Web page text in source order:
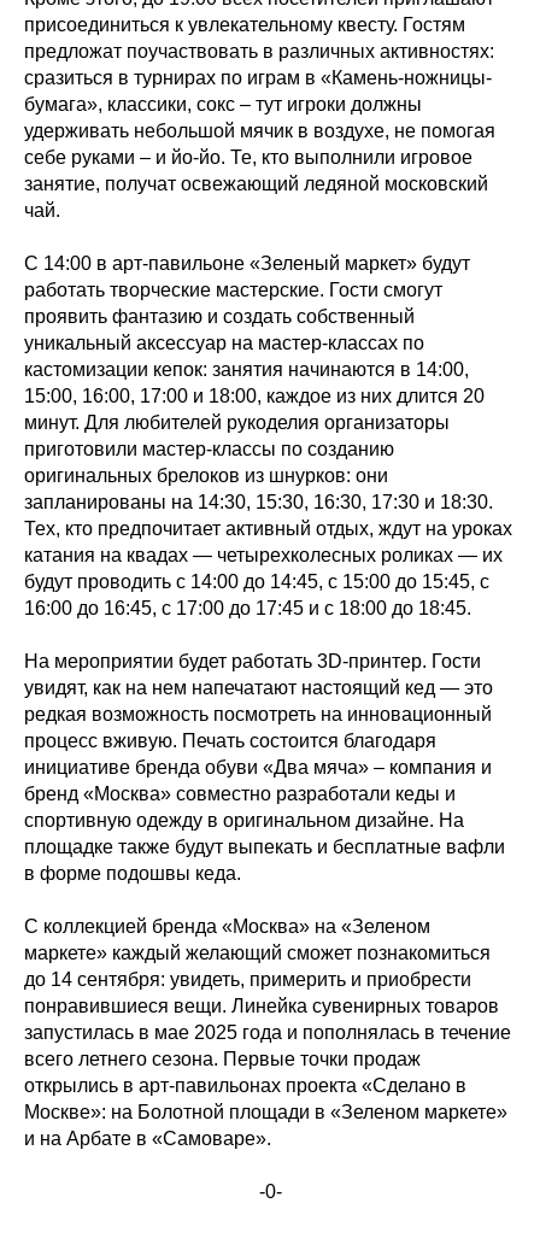
присоединиться к увлекательному квесту. Гостям
предложат поучаствовать в различных активностях:
сразиться в турнирах по играм в «Камень-ножницы-
бумага», классики, сокс – тут игроки должны
удерживать небольшой мячик в воздухе, не помогая
себе руками – и йо-йо. Те, кто выполнили игровое
занятие, получат освежающий ледяной московский
чай.
С 14:00 в арт-павильоне «Зеленый маркет» будут
работать творческие мастерские. Гости смогут
проявить фантазию и создать собственный
уникальный аксессуар на мастер-классах по
кастомизации кепок: занятия начинаются в 14:00,
15:00, 16:00, 17:00 и 18:00, каждое из них длится 20
минут. Для любителей рукоделия организаторы
приготовили мастер-классы по созданию
оригинальных брелоков из шнурков: они
запланированы на 14:30, 15:30, 16:30, 17:30 и 18:30.
Тех, кто предпочитает активный отдых, ждут на уроках
катания на квадах — четырехколесных роликах — их
будут проводить с 14:00 до 14:45, с 15:00 до 15:45, с
16:00 до 16:45, с 17:00 до 17:45 и с 18:00 до 18:45.
На мероприятии будет работать 3D-принтер. Гости
увидят, как на нем напечатают настоящий кед — это
редкая возможность посмотреть на инновационный
процесс вживую. Печать состоится благодаря
инициативе бренда обуви «Два мяча» – компания и
бренд «Москва» совместно разработали кеды и
спортивную одежду в оригинальном дизайне. На
площадке также будут выпекать и бесплатные вафли
в форме подошвы кеда.
С коллекцией бренда «Москва» на «Зеленом
маркете» каждый желающий сможет познакомиться
до 14 сентября: увидеть, примерить и приобрести
понравившиеся вещи. Линейка сувенирных товаров
запустилась в мае 2025 года и пополнялась в течение
всего летнего сезона. Первые точки продаж
открылись в арт-павильонах проекта «Сделано в
Москве»: на Болотной площади в «Зеленом маркете»
и на Арбате в «Самоваре».
-0-